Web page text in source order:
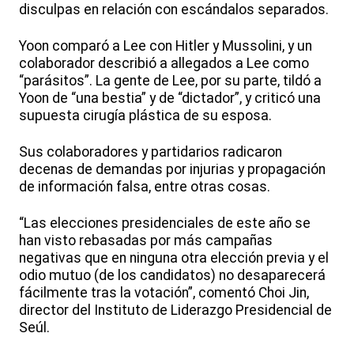
disculpas en relación con escándalos separados.
Yoon comparó a Lee con Hitler y Mussolini, y un
colaborador describió a allegados a Lee como
“parásitos”. La gente de Lee, por su parte, tildó a
Yoon de “una bestia” y de “dictador”, y criticó una
supuesta cirugía plástica de su esposa.
Sus colaboradores y partidarios radicaron
decenas de demandas por injurias y propagación
de información falsa, entre otras cosas.
“Las elecciones presidenciales de este año se
han visto rebasadas por más campañas
negativas que en ninguna otra elección previa y el
odio mutuo (de los candidatos) no desaparecerá
fácilmente tras la votación”, comentó Choi Jin,
director del Instituto de Liderazgo Presidencial de
Seúl.